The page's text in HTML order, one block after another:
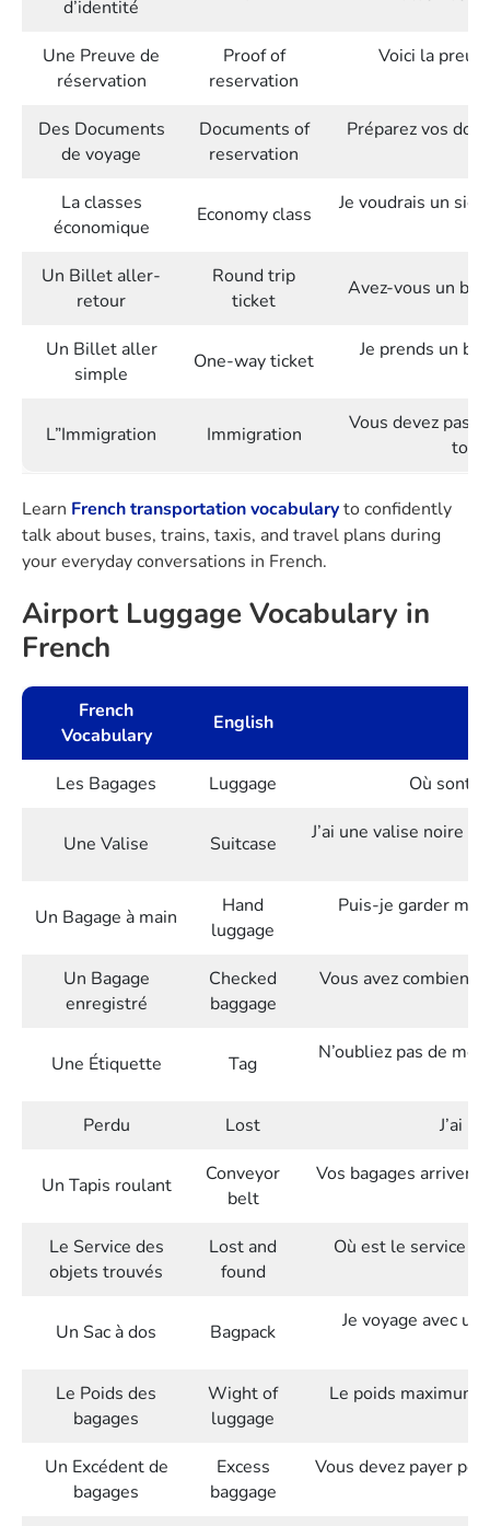
d’identité
Une Preuve de
réservation
Proof of
reservation
Voici la
Des Documents
de voyage
Documents of
reservation
Préparez vos
La classes
économique
Economy class Je voudrais un
Un Billet aller-
retour
Round trip
ticket
Avez-vous un
Un Billet aller
simple
One-way ticket Je prends un
L”Immigration Immigration
Vous devez
to
Learn French transportation vocabularyto confidently
talk about buses, trains, taxis, and travel plans during
your everyday conversations in French.
Airport Luggage Vocabulary in
French
French
Vocabulary
English
Les Bagages Luggage Où sont
Une Valise Suitcase J’ai une valise noire
Un Bagage à main
Hand
luggage
Puis-je garder
Un Bagage
enregistré
Checked
baggage
Vous avez combien
Une Étiquette Tag N’oubliez pas de
Perdu Lost J’ai
Un Tapis roulant
Conveyor
belt
Vos bagages
Le Service des
objets trouvés
Lost and
found
Où est le service
Un Sac à dos Bagpack Je voyage avec
Le Poids des
bagages
Wight of
luggage
Le poids maximum
Un Excédent de
bagages
Excess
baggage
Vous devez payer